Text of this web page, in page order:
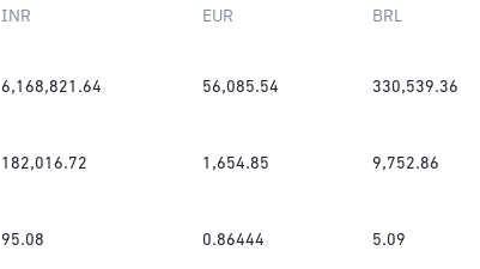
INR EUR BRL
6,168,821.64 56,085.54 330,539.36
182,016.72 1,654.85 9,752.86
95.08 0.86444 5.09